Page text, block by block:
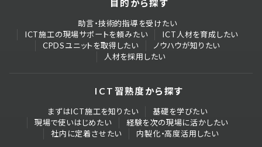
目的から探す
助言・技術的指導を受けたい
ICT施工の現場サポートを頼みたい
ICT人材を育成したい
CPDSユニットを取得したい
ノウハウが知りたい
人材を採用したい
ICT習熟度から探す
まずはICT施工を知りたい
基礎を学びたい
現場で使いはじめたい
経験を次の現場に活かしたい
社内に定着させたい
内製化・高度活用したい